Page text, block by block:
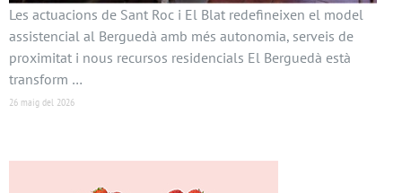
Les actuacions de Sant Roc i El Blat redefineixen el model
assistencial al Berguedà amb més autonomia, serveis de
proximitat i nous recursos residencials El Berguedà està
transform …
26 maig del 2026